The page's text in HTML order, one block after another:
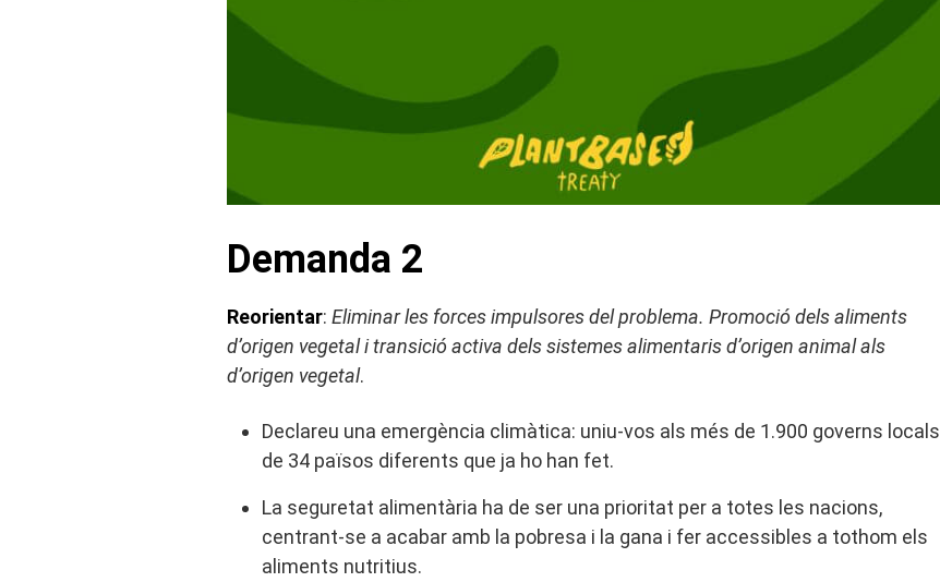
Demanda 2
Reorientar: Eliminar les forces impulsores del problema. Promoció dels aliments
d’origen vegetal i transició activa dels sistemes alimentaris d’origen animal als
d’origen vegetal.
Declareu una emergència climàtica: uniu-vos als més de 1.900 governs locals
de 34 països diferents que ja ho han fet.
La seguretat alimentària ha de ser una prioritat per a totes les nacions,
centrant-se a acabar amb la pobresa i la gana i fer accessibles a tothom els
aliments nutritius.